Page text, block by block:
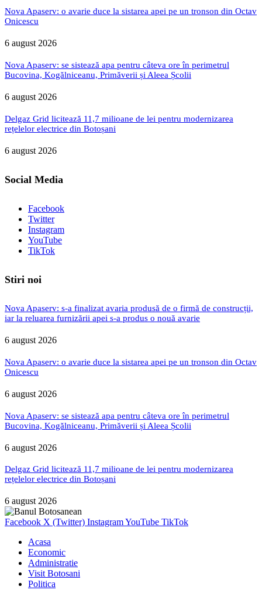
Nova Apaserv: o avarie duce la sistarea apei pe un tronson din Octav
Onicescu
6 august 2026
Nova Apaserv: se sistează apa pentru câteva ore în perimetrul
Bucovina, Kogălniceanu, Primăverii și Aleea Școlii
6 august 2026
Delgaz Grid licitează 11,7 milioane de lei pentru modernizarea
rețelelor electrice din Botoșani
6 august 2026
Social Media
Facebook
Twitter
Instagram
YouTube
TikTok
Stiri noi
Nova Apaserv: s-a finalizat avaria produsă de o firmă de construcții,
iar la reluarea furnizării apei s-a produs o nouă avarie
6 august 2026
Nova Apaserv: o avarie duce la sistarea apei pe un tronson din Octav
Onicescu
6 august 2026
Nova Apaserv: se sistează apa pentru câteva ore în perimetrul
Bucovina, Kogălniceanu, Primăverii și Aleea Școlii
6 august 2026
Delgaz Grid licitează 11,7 milioane de lei pentru modernizarea
rețelelor electrice din Botoșani
6 august 2026
Facebook X (Twitter) InstagramYouTube TikTok
Acasa
Economic
Administratie
Visit Botosani
Politica